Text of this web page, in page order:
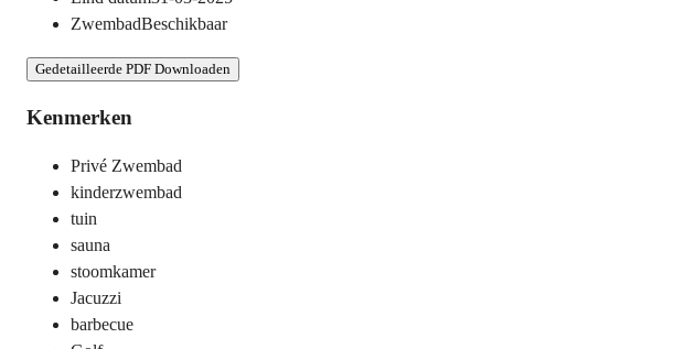
ZwembadBeschikbaar
Gedetailleerde PDF Downloaden
Kenmerken
Privé Zwembad
kinderzwembad
tuin
sauna
stoomkamer
Jacuzzi
barbecue